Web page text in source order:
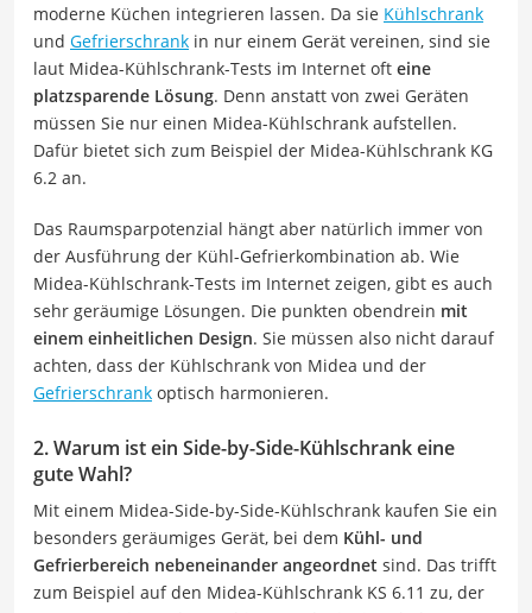
moderne Küchen integrieren lassen. Da sie Kühlschrank
und Gefrierschrank in nur einem Gerät vereinen, sind sie
laut Midea-Kühlschrank-Tests im Internet oft eine
platzsparende Lösung. Denn anstatt von zwei Geräten
müssen Sie nur einen Midea-Kühlschrank aufstellen.
Dafür bietet sich zum Beispiel der Midea-Kühlschrank KG
6.2 an.
Das Raumsparpotenzial hängt aber natürlich immer von
der Ausführung der Kühl-Gefrierkombination ab. Wie
Midea-Kühlschrank-Tests im Internet zeigen, gibt es auch
sehr geräumige Lösungen. Die punkten obendrein mit
einem einheitlichen Design. Sie müssen also nicht darauf
achten, dass der Kühlschrank von Midea und der
Gefrierschrank optisch harmonieren.
2. Warum ist ein Side-by-Side-Kühlschrank eine
gute Wahl?
Mit einem Midea-Side-by-Side-Kühlschrank kaufen Sie ein
besonders geräumiges Gerät, bei dem Kühl- und
Gefrierbereich nebeneinander angeordnet sind. Das trifft
zum Beispiel auf den Midea-Kühlschrank KS 6.11 zu, der